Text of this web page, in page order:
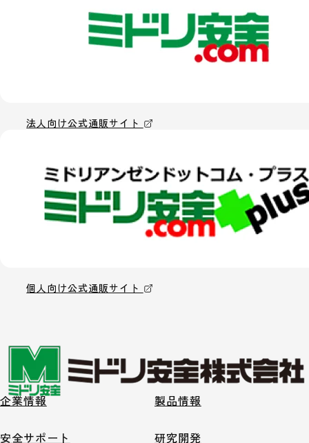
法人向け公式通販サイト
個人向け公式通販サイト
企業情報 製品情報
安全サポート 研究開発